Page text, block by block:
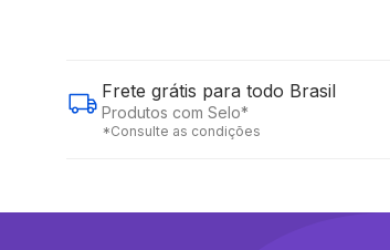
Frete grátis para todo Brasil
Produtos com Selo*
*Consulte as condições